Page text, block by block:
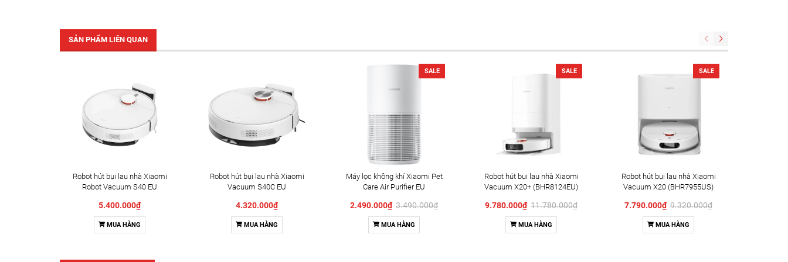
SẢN PHẨM LIÊN QUAN
Robot hút bụi lau nhà Xiaomi
Robot Vacuum S40 EU
5.400.000₫
MUA HÀNG
Robot hút bụi lau nhà Xiaomi
Vacuum S40C EU
4.320.000₫
MUA HÀNG
SALE
Máy lọc không khí Xiaomi Pet
Care Air Purifier EU
2.490.000₫ 3.490.000₫
MUA HÀNG
SALE
Robot hút bụi lau nhà Xiaomi
Vacuum X20+ (BHR8124EU)
9.780.000₫ 11.780.000₫
MUA HÀNG
SALE
Robot hút bụi lau nhà Xiaomi
Vacuum X20 (BHR7955US)
7.790.000₫ 9.320.000₫
MUA HÀNG